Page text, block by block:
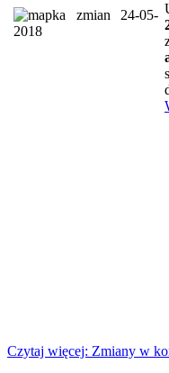
Czytaj więcej: Zmiany w